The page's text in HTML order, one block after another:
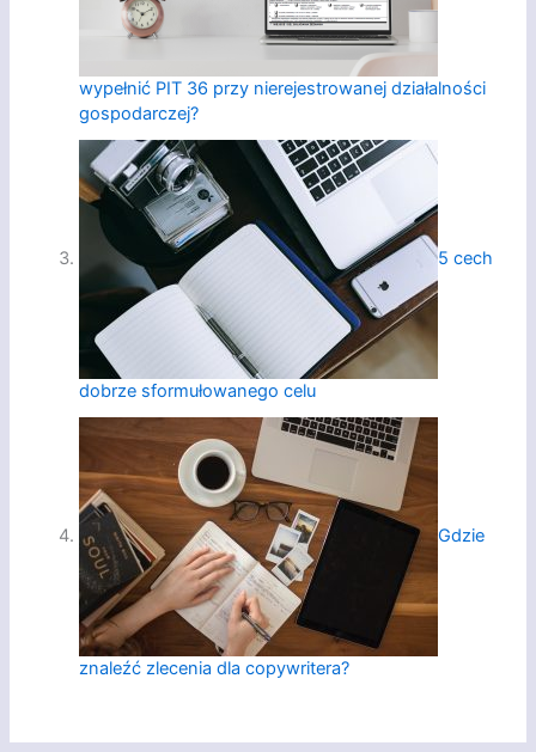
wypełnić PIT 36 przy nierejestrowanej działalności
gospodarczej?
5 cech
dobrze sformułowanego celu
Gdzie
znaleźć zlecenia dla copywritera?